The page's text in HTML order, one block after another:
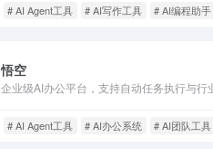
# AI Agent工具 # AI写作工具 # AI编程助手
悟空
企业级AI办公平台，支持自动任务执行与行
# AI Agent工具 # AI办公系统 # AI团队工具